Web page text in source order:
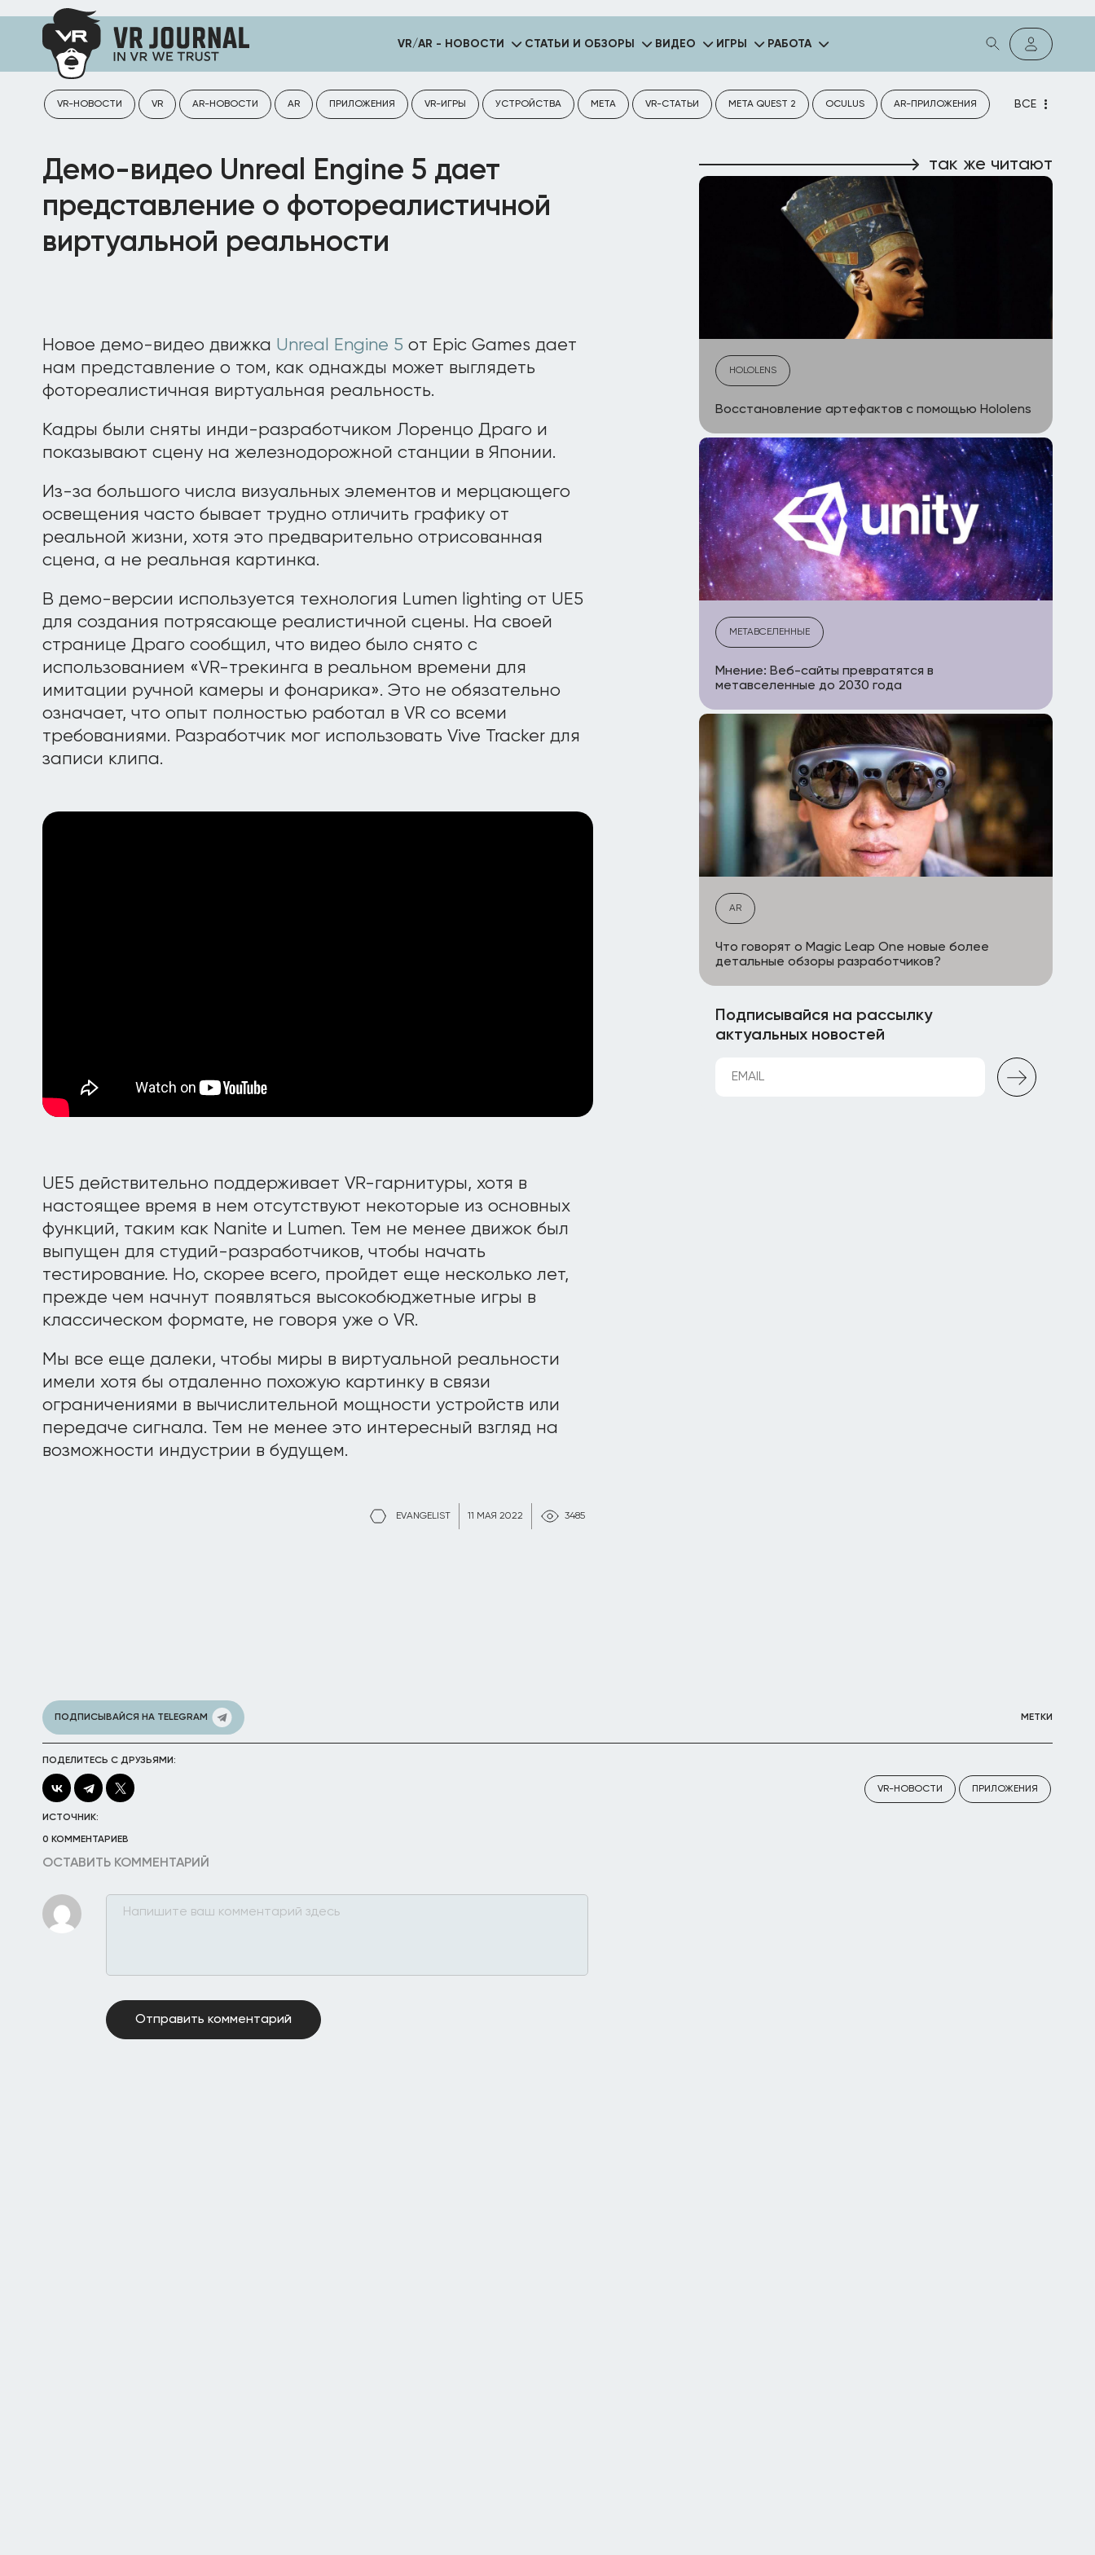
VR/AR - НОВОСТИ СТАТЬИ И ОБЗОРЫ ВИДЕО ИГРЫ РАБОТА
VR-НОВОСТИ VR AR-НОВОСТИ AR ПРИЛОЖЕНИЯ VR-ИГРЫ УСТРОЙСТВА META VR-СТАТЬИ META QUEST 2 OCULUS AR-ПРИЛОЖЕНИЯ ВСЕ
EVANGELIST 11 МАЯ 2022 3485
Демо-видео Unreal Engine 5 дает
представление о фотореалистичной
виртуальной реальности
Новое демо-видео движка Unreal Engine 5 от Epic Games дает
нам представление о том, как однажды может выглядеть
фотореалистичная виртуальная реальность.
Кадры были сняты инди-разработчиком Лоренцо Драго и
показывают сцену на железнодорожной станции в Японии.
Из-за большого числа визуальных элементов и мерцающего
освещения часто бывает трудно отличить графику от
реальной жизни, хотя это предварительно отрисованная
сцена, а не реальная картинка.
В демо-версии используется технология Lumen lighting от UE5
для создания потрясающе реалистичной сцены. На своей
странице Драго сообщил, что видео было снято с
использованием «VR-трекинга в реальном времени для
имитации ручной камеры и фонарика». Это не обязательно
означает, что опыт полностью работал в VR со всеми
требованиями. Разработчик мог использовать Vive Tracker для
записи клипа.
UE5 действительно поддерживает VR-гарнитуры, хотя в
настоящее время в нем отсутствуют некоторые из основных
функций, таким как Nanite и Lumen. Тем не менее движок был
выпущен для студий-разработчиков, чтобы начать
тестирование. Но, скорее всего, пройдет еще несколько лет,
прежде чем начнут появляться высокобюджетные игры в
классическом формате, не говоря уже о VR.
Мы все еще далеки, чтобы миры в виртуальной реальности
имели хотя бы отдаленно похожую картинку в связи
ограничениями в вычислительной мощности устройств или
передаче сигнала. Тем не менее это интересный взгляд на
возможности индустрии в будущем.
так же читают
HOLOLENS
Восстановление артефактов с помощью Hololens
МЕТАВСЕЛЕННЫЕ
Мнение: Веб-сайты превратятся в
метавселенные до 2030 года
AR
Что говорят о Magic Leap One новые более
детальные обзоры разработчиков?
Подписывайся на рассылку
актуальных новостей
ПОДПИСЫВАЙСЯ НА TELEGRAM МЕТКИ
ПОДЕЛИТЕСЬ С ДРУЗЬЯМИ:
VR-НОВОСТИ ПРИЛОЖЕНИЯ
ИСТОЧНИК:
0 КОММЕНТАРИЕВ
ОСТАВИТЬ КОММЕНТАРИЙ